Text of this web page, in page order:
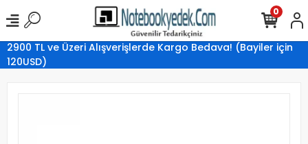
2900 TL ve Üzeri Alışverişlerde Kargo Bedava! (Bayiler için
120USD)
0